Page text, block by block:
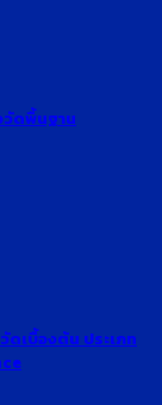
วัดพื้นฐาน
เบื้องต้น ประเภท